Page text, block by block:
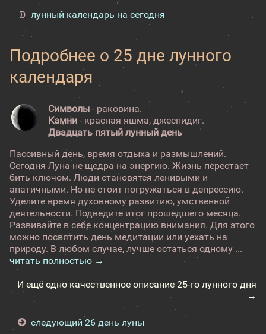
лунный календарь на сегодня
Подробнее о 25 дне лунного
календаря
Символы - раковина.
Камни - красная яшма, джеспидиг.
Двадцать пятый лунный день
Пассивный день, время отдыха и размышлений.
Сегодня Луна не щедра на энергию. Жизнь перестает
бить ключом. Люди становятся ленивыми и
апатичными. Но не стоит погружаться в депрессию.
Уделите время духовному развитию, умственной
деятельности. Подведите итог прошедшего месяца.
Развивайте в себе концентрацию внимания. Для этого
можно посвятить день медитации или уехать на
природу. В любом случае, лучше остаться одному ...
читать полностью →
И ещё одно качественное описание 25-го лунного дня
→
следующий 26 день луны